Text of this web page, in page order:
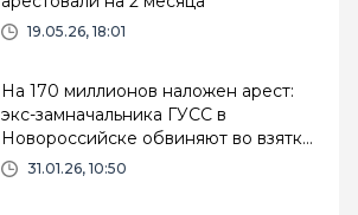
19.05.26, 18:01
На 170 миллионов наложен арест:
экс-замначальника ГУСС в
Новороссийске обвиняют во взятке
и срыве гособоронзаказа
31.01.26, 10:50